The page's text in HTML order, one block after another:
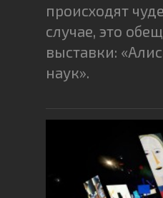
происходят
случае, это
выставки:
наук».